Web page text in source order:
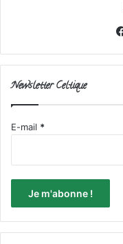
Newsletter Celtique
E-mail *